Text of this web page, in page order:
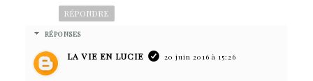
RÉPONDRE
RÉPONSES
LA VIE EN LUCIE 20 juin 2016 à 15:26